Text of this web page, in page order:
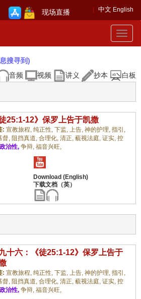
中文 English
现场直播
Toggle
搜寻到)
音频 视频 讲义 抄本 白板
徒25:1-12》保罗上告于凯撒
: 宣教旅程, 纯正性, 下监, 上告, 神的护理, 指引,
督, 阻挡真道, 合理化, 清正, 藐视法庭, 证实, 控
政治性, 争辩, 福音兴旺,
十六：《徒25:1-12》保罗上告于
: 宣教旅程, 纯正性, 下监, 上告, 神的护理, 指引,
督, 阻挡真道, 合理化, 清正, 藐视法庭, 证实, 控
政治性, 争辩, 福音兴旺,